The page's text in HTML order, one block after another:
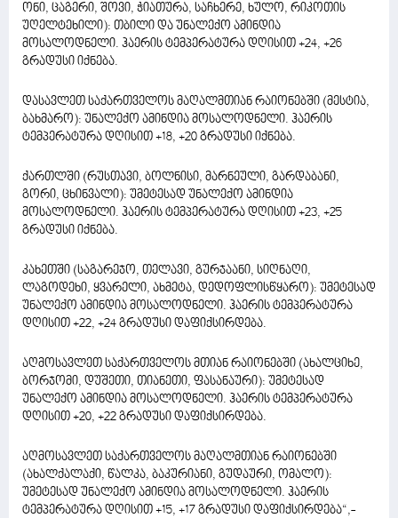
ონი, ცაგერი, შოვი, ჭიათურა, საჩხერე, ხულო, რიკოთის
უღელტეხილი): თბილი და უნალექო ამინდია
მოსალოდნელი. ჰაერის ტემპერატურა დღისით +24, +26
გრადუსი იქნება.
დასავლეთ საქართველოს მაღალმთიან რაიონებში (მესტია,
ბახმარო): უნალექო ამინდია მოსალოდნელი. ჰაერის
ტემპერატურა დღისით +18, +20 გრადუსი იქნება.
ქართლში (რუსთავი, ბოლნისი, მარნეული, გარდაბანი,
გორი, ცხინვალი): უმეტესად უნალექო ამინდია
მოსალოდნელი. ჰაერის ტემპერატურა დღისით +23, +25
გრადუსი იქნება.
კახეთში (საგარეჯო, თელავი, გურჯაანი, სიღნაღი,
ლაგოდეხი, ყვარელი, ახმეტა, დედოფლისწყარო): უმეტესად
უნალექო ამინდია მოსალოდნელი. ჰაერის ტემპერატურა
დღისით +22, +24 გრადუსი დაფიქსირდება.
აღმოსავლეთ საქართველოს მთიან რაიონებში (ახალციხე,
ბორჯომი, დუშეთი, თიანეთი, ფასანაური): უმეტესად
უნალექო ამინდია მოსალოდნელი. ჰაერის ტემპერატურა
დღისით +20, +22 გრადუსი დაფიქსირდება.
აღმოსავლეთ საქართველოს მაღალმთიან რაიონებში
(ახალქალაქი, წალკა, ბაკურიანი, გუდაური, ომალო):
უმეტესად უნალექო ამინდია მოსალოდნელი. ჰაერის
ტემპერატურა დღისით +15, +17 გრადუსი დაფიქსირდება“,-